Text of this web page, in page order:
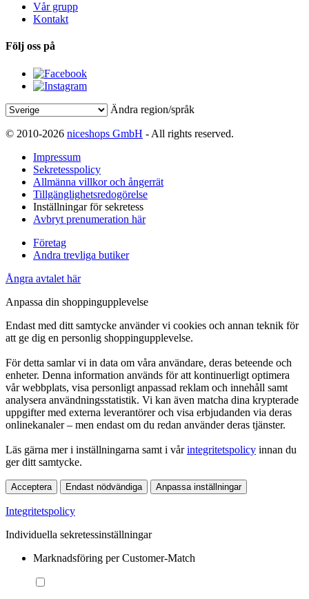
Vår grupp
Kontakt
Följ oss på
Ändra region/språk
© 2010-2026 niceshops GmbH - All rights reserved.
Impressum
Sekretesspolicy
Allmänna villkor och ångerrät
Tillgänglighetsredogörelse
Inställningar för sekretess
Avbryt prenumeration här
Företag
Andra trevliga butiker
Ångra avtalet här
Anpassa din shoppingupplevelse
Endast med ditt samtycke använder vi cookies och annan teknik för
att ge dig en personlig shoppingupplevelse.
För detta samlar vi in data om våra användare, deras beteende och
enheter. Denna information används för att kontinuerligt optimera
vår webbplats, visa personligt anpassad reklam och innehåll samt
analysera användningsstatistik. Vi kan även matcha dina krypterade
uppgifter med externa leverantörer och visa erbjudanden via deras
onlinekanaler – men endast om du redan använder deras tjänster.
Läs gärna mer i inställningarna samt i vårintegritetspolicy innan du
ger ditt samtycke.
Acceptera Endast nödvändiga Anpassa inställningar
Integritetspolicy
Individuella sekretessinställningar
Marknadsföring per Customer-Match